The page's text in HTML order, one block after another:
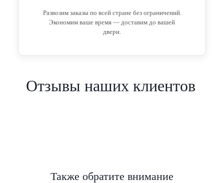
Развозим заказы по всей стране без ограничений.
Экономим ваше время — доставим до вашей
двери.
Отзывы наших клиентов
Также обратите внимание